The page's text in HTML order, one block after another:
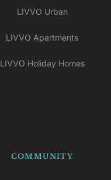
LIVVO Urban
LIVVO Apartments
LIVVO Holiday Homes
COMMUNITY